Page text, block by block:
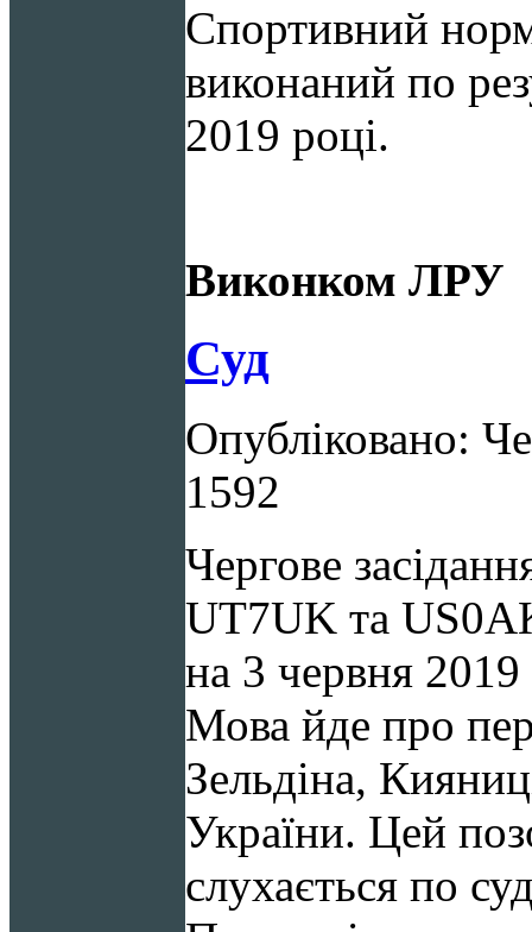
Спортивний
виконаний по
2019 році.
Виконком ЛРУ
Суд
Опубліковано:
1592
Чергове
UT7UK та
на 3 червня 2019
Мова йде про
Зельдіна,
України. Цей
слухається по